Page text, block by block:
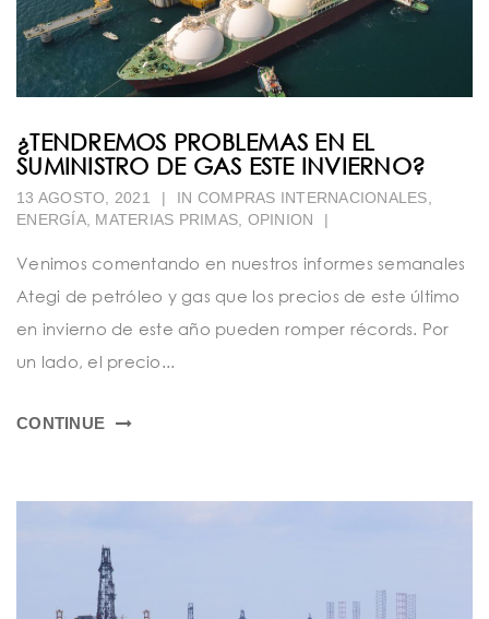
¿TENDREMOS PROBLEMAS EN EL
SUMINISTRO DE GAS ESTE INVIERNO?
13 AGOSTO, 2021 | IN COMPRAS INTERNACIONALES
ENERGÍA, MATERIAS PRIMAS OPINION |
Venimos comentando en nuestros informes semanales
Ategi de petróleo y gas que los precios de este último
en invierno de este año pueden romper récords. Por
un lado, el precio...
CONTINUE